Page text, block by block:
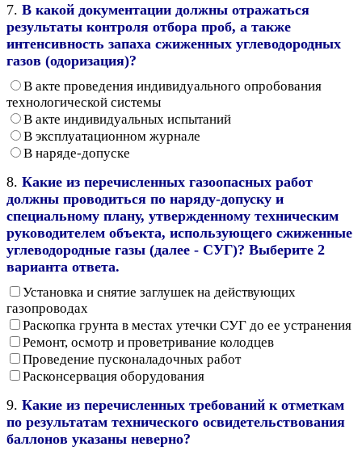
7. В какой документации должны отражаться
результаты контроля отбора проб, а также
интенсивность запаха сжиженных углеводородных
газов (одоризация)?
В акте проведения индивидуального опробования
технологической системы
В акте индивидуальных испытаний
В эксплуатационном журнале
В наряде-допуске
8. Какие из перечисленных газоопасных работ
должны проводиться по наряду-допуску и
специальному плану, утвержденному техническим
руководителем объекта, использующего сжиженные
углеводородные газы (далее - СУГ)? Выберите 2
варианта ответа.
Установка и снятие заглушек на действующих
газопроводах
Раскопка грунта в местах утечки СУГ до ее устранения
Ремонт, осмотр и проветривание колодцев
Проведение пусконаладочных работ
Расконсервация оборудования
9. Какие из перечисленных требований к отметкам
по результатам технического освидетельствования
баллонов указаны неверно?